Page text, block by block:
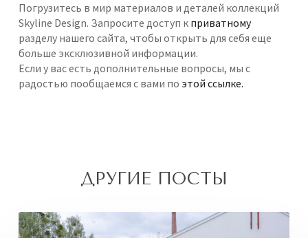
Погрузитесь в мир материалов и деталей коллекций
Skyline Design. Запросите доступ к приватному
разделу нашего сайта, чтобы открыть для себя еще
больше эксклюзивной информации.
Если у вас есть дополнительные вопросы, мы с
радостью пообщаемся с вами по этой ссылке.
ДРУГИЕ ПОСТЫ